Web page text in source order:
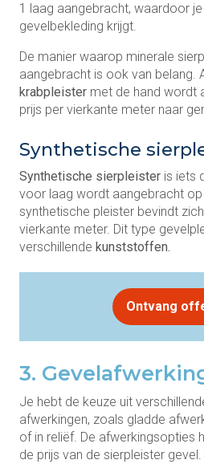
1 laag aangebracht, waardoor
gevelbekleding krijgt.
De manier waarop minerale
aangebracht is ook van belang.
krabpleister met de hand wordt
prijs per vierkante meter naar
Synthetische
Synthetische sierpleister is iets
voor laag wordt aangebracht op
synthetische pleister bevindt
vierkante meter. Dit type
verschillende kunststoffen.
Ontvang
3.
Je hebt de keuze uit
afwerkingen, zoals gladde
of in reliëf. De afwerkingsopties
de prijs van de sierpleister